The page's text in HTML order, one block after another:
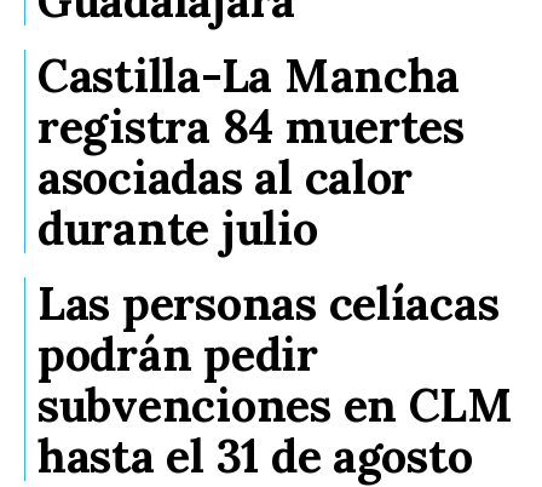
Castilla-La Mancha
registra 84 muertes
asociadas al calor
durante julio
Las personas celíacas
podrán pedir
subvenciones en CLM
hasta el 31 de agosto